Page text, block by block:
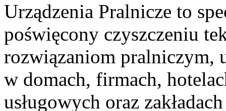
Urządzenia Pralnicze to
poświęcony czyszczeniu
rozwiązaniom pralniczym,
w domach, firmach,
usługowych oraz